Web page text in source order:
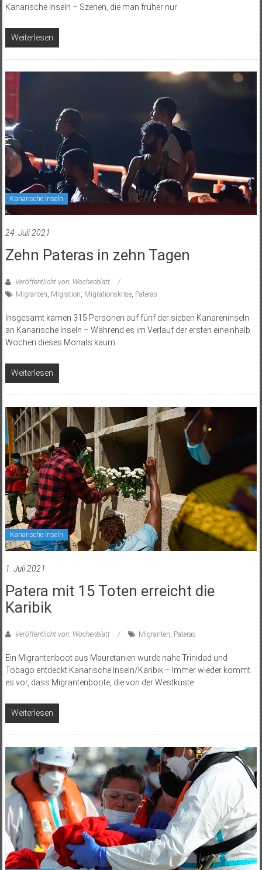
Kanarische Inseln – Szenen, die man früher nur
Weiterlesen
Kanarische Inseln
24. Juli 2021
Zehn Pateras in zehn Tagen
Veröffentlicht von: Wochenblatt
Migranten, Migration, Migrationskrise, Pateras
Insgesamt kamen 315 Personen auf fünf der sieben Kanareninseln
an Kanarische Inseln – Während es im Verlauf der ersten eineinhalb
Wochen dieses Monats kaum
Weiterlesen
Kanarische Inseln
1. Juli 2021
Patera mit 15 Toten erreicht die
Karibik
Veröffentlicht von: Wochenblatt Migranten, Pateras
Ein Migrantenboot aus Mauretanien wurde nahe Trinidad und
Tobago entdeckt Kanarische Inseln/Karibik – Immer wieder kommt
es vor, dass Migrantenboote, die von der Westküste
Weiterlesen